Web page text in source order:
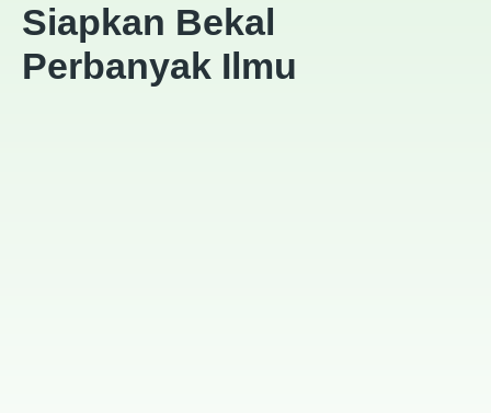
Siapkan Bekal
Perbanyak Ilmu